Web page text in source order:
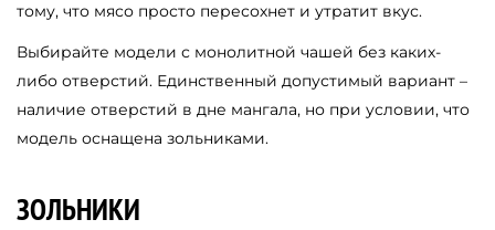
тому, что мясо просто пересохнет и утратит вкус.
Выбирайте модели с монолитной чашей без каких-
либо отверстий. Единственный допустимый вариант –
наличие отверстий в дне мангала, но при условии, что
модель оснащена зольниками.
ЗОЛЬНИКИ